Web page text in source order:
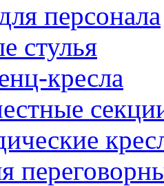
персонала
стулья
кресла